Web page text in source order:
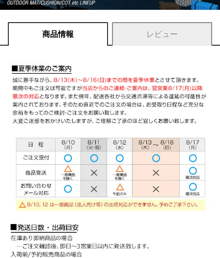
商品情報 レビュー